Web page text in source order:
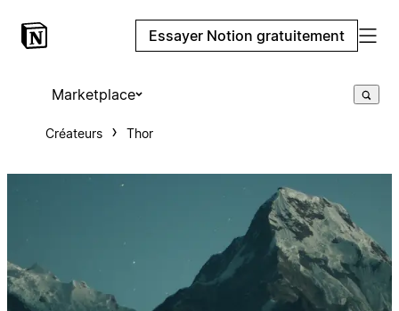
Essayer Notion gratuitement
Marketplace
Créateurs Thor